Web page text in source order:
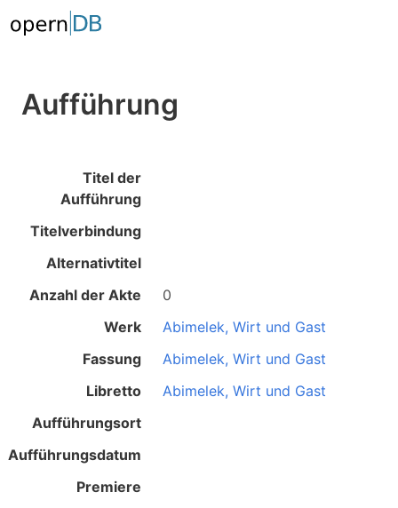
Aufführung
Titel der
Aufführung
Titelverbindung
Alternativtitel
Anzahl der Akte
0
Werk
Abimelek, Wirt und Gast
Fassung
Abimelek, Wirt und Gast
Libretto
Abimelek, Wirt und Gast
Aufführungsort
Aufführungsdatum
Premiere